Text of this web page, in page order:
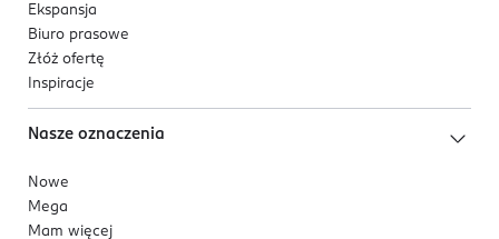
Ekspansja
Biuro prasowe
Złóż ofertę
Inspiracje
Nasze oznaczenia
Nowe
Mega
Mam więcej